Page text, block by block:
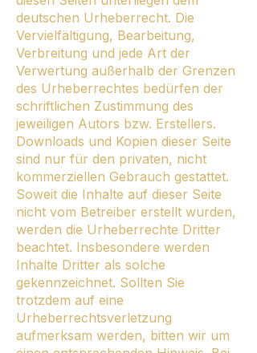
deutschen Urheberrecht. Die
Vervielfältigung, Bearbeitung,
Verbreitung und jede Art der
Verwertung außerhalb der Grenzen
des Urheberrechtes bedürfen der
schriftlichen Zustimmung des
jeweiligen Autors bzw. Erstellers.
Downloads und Kopien dieser Seite
sind nur für den privaten, nicht
kommerziellen Gebrauch gestattet.
Soweit die Inhalte auf dieser Seite
nicht vom Betreiber erstellt wurden,
werden die Urheberrechte Dritter
beachtet. Insbesondere werden
Inhalte Dritter als solche
gekennzeichnet. Sollten Sie
trotzdem auf eine
Urheberrechtsverletzung
aufmerksam werden, bitten wir um